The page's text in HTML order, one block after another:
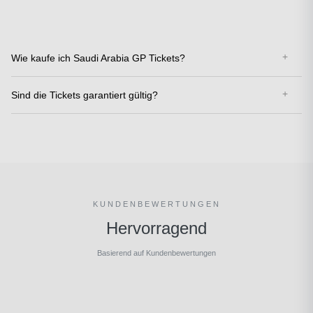
Wie kaufe ich Saudi Arabia GP Tickets?
Sind die Tickets garantiert gültig?
KUNDENBEWERTUNGEN
Hervorragend
Basierend auf Kundenbewertungen